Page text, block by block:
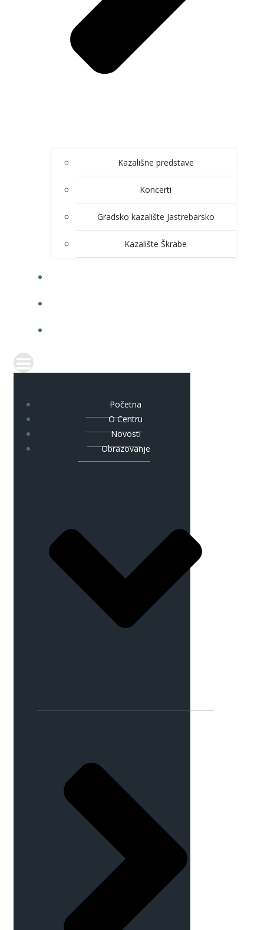
Kazališne predstave
Koncerti
Gradsko kazalište Jastrebarsko
Kazalište Škrabe
Početna
O Centru
Novosti
Obrazovanje